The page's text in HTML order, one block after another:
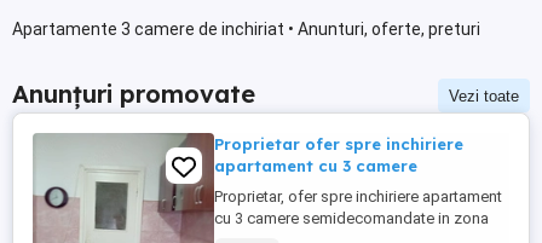
Apartamente 3 camere de inchiriat • Anunturi, oferte, preturi
Anunțuri promovate Vezi toate
Proprietar ofer spre inchiriere
apartament cu 3 camere
Proprietar, ofer spre inchiriere apartament
cu 3 camere semidecomandate in zona